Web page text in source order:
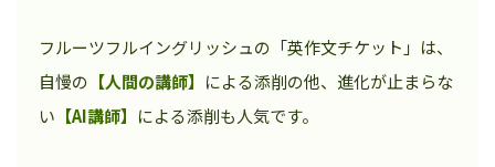
フルーツフルイングリッシュの「英作文チケット」は、
自慢の 【人間の講師】 による添削の他、進化が止まらな
い 【AI講師】 による添削も人気です。